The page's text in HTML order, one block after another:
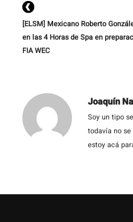
[ELSM] Mexicano Roberto
en las 4 Horas de Spa en
FIA WEC
Joaquín
Soy un tipo
todavía no
estoy acá